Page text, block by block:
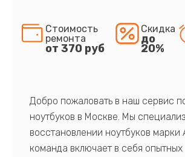
Стоимость
ремонта
от 370 руб
Скидка
до
20%
Добро пожаловать в наш сервис
ноутбуков в Москве. Мы
восстановлении ноутбуков марки
команда включает в себя опытных